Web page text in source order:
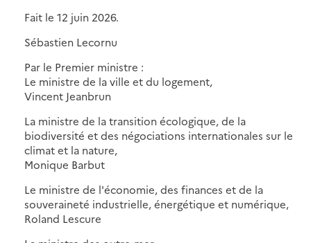
Fait le 12 juin 2026.
Sébastien Lecornu
Par le Premier ministre :
Le ministre de la ville et du logement,
Vincent Jeanbrun
La ministre de la transition écologique, de la
biodiversité et des négociations internationales sur le
climat et la nature,
Monique Barbut
Le ministre de l'économie, des finances et de la
souveraineté industrielle, énergétique et numérique,
Roland Lescure